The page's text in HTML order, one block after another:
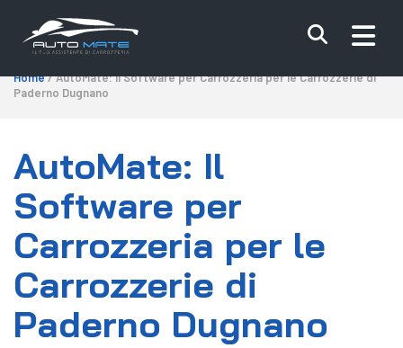
Home/ AutoMate: Il Software per Carrozzeria per le Carrozzerie di
Paderno Dugnano
AutoMate: Il
Software per
Carrozzeria per le
Carrozzerie di
Paderno Dugnano